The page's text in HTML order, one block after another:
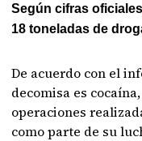
Según cifras
18 toneladas de
De acuerdo con el
decomisa es
operaciones
como parte de su